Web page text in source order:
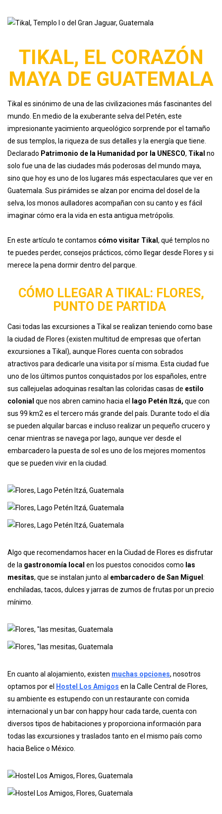
TIKAL, EL CORAZÓN
MAYA DE GUATEMALA
Tikal es sinónimo de una de las civilizaciones más fascinantes del
mundo. En medio de la exuberante selva del Petén, este
impresionante yacimiento arqueológico sorprende por el tamaño
de sus templos, la riqueza de sus detalles y la energía que tiene.
Declarado Patrimonio de la Humanidad por la UNESCO, Tikal no
solo fue una de las ciudades más poderosas del mundo maya,
sino que hoy es uno de los lugares más espectaculares que ver en
Guatemala. Sus pirámides se alzan por encima del dosel de la
selva, los monos aulladores acompañan con su canto y es fácil
imaginar cómo era la vida en esta antigua metrópolis.
En este artículo te contamos cómo visitar Tikal , qué templos no
te puedes perder, consejos prácticos, cómo llegar desde Flores y si
merece la pena dormir dentro del parque.
CÓMO LLEGAR A TIKAL: FLORES,
PUNTO DE PARTIDA
Casi todas las excursiones a Tikal se realizan teniendo como base
la ciudad de Flores (existen multitud de empresas que ofertan
excursiones a Tikal), aunque Flores cuenta con sobrados
atractivos para dedicarle una visita por sí misma. Esta ciudad fue
uno de los últimos puntos conquistados por los españoles, entre
sus callejuelas adoquinas resaltan las coloridas casas de estilo
colonial que nos abren camino hacia el lago Petén Itzá, que con
sus 99 km2 es el tercero más grande del país. Durante todo el día
se pueden alquilar barcas e incluso realizar un pequeño crucero y
cenar mientras se navega por lago, aunque ver desde el
embarcadero la puesta de sol es uno de los mejores momentos
que se pueden vivir en la ciudad.
Algo que recomendamos hacer en la Ciudad de Flores es disfrutar
de la gastronomía local en los puestos conocidos como las
mesitas, que se instalan junto al embarcadero de San Miguel :
enchiladas, tacos, dulces y jarras de zumos de frutas por un precio
mínimo.
En cuanto al alojamiento, existen muchas opciones, nosotros
optamos por el
Hostel Los Amigos en la Calle Central de Flores,
su ambiente es estupendo con un restaurante con comida
internacional y un bar con happy hour cada tarde, cuenta con
diversos tipos de habitaciones y proporciona información para
todas las excursiones y traslados tanto en el mismo país como
hacia Belice o México.